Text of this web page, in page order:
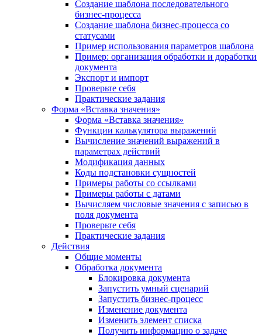
Создание шаблона последовательного
бизнес-процесса
Создание шаблона бизнес-процесса со
статусами
Пример использования параметров шаблона
Пример: организация обработки и доработки
документа
Экспорт и импорт
Проверьте себя
Практические задания
Форма «Вставка значения»
Форма «Вставка значения»
Функции калькулятора выражений
Вычисление значений выражений в
параметрах действий
Модификация данных
Коды подстановки сущностей
Примеры работы со ссылками
Примеры работы с датами
Вычисляем числовые значения с записью в
поля документа
Проверьте себя
Практические задания
Действия
Общие моменты
Обработка документа
Блокировка документа
Запустить умный сценарий
Запустить бизнес-процесс
Изменение документа
Изменить элемент списка
Получить информацию о задаче